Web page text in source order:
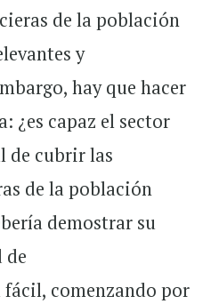
de la población
y
hay que hacer
¿es capaz el sector
de cubrir las
de la población
demostrar su
de
fácil, comenzando por